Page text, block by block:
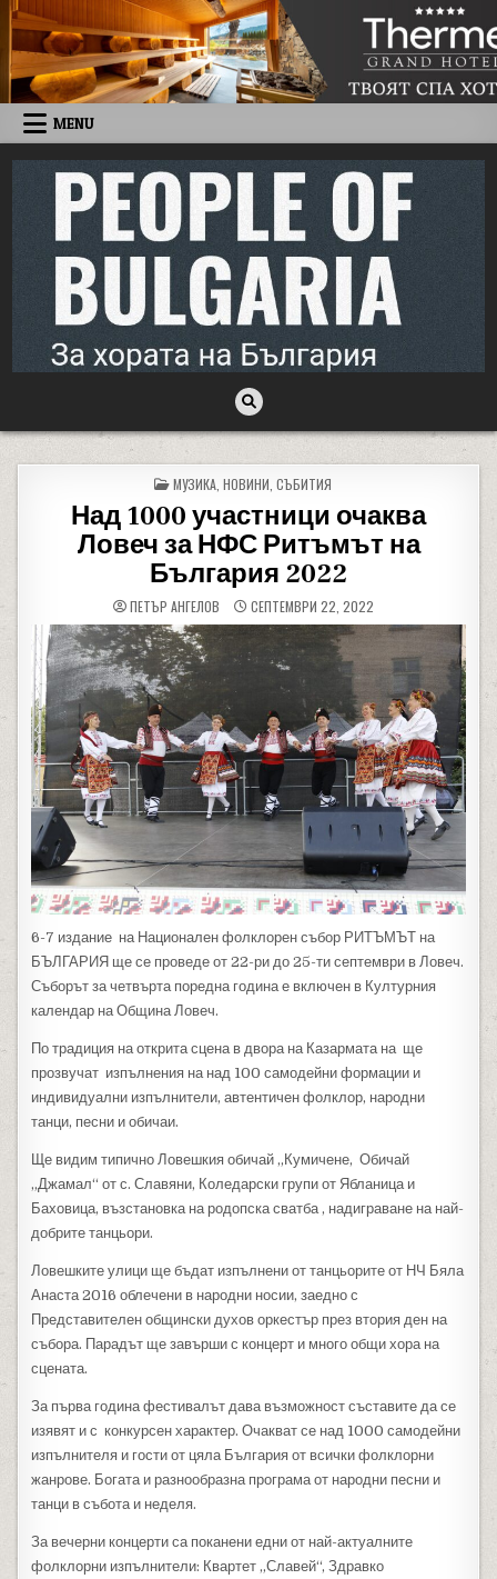
Skip to content
MENU
POSTED IN
МУЗИКА НОВИНИ СЪБИТИЯ
Над 1000 участници очаква
Ловеч за НФС Ритъмът на
България 2022
ПЕТЪР АНГЕЛОВ СЕПТЕМВРИ 22, 2022
6-7 издание на Национален фолклорен събор РИТЪМЪТ на
БЪЛГАРИЯ ще се проведе от 22-ри до 25-ти септември в Ловеч.
Съборът за четвърта поредна година е включен в Културния
календар на Община Ловеч.
По традиция на открита сцена в двора на Казармата на ще
прозвучат изпълнения на над 100 самодейни формации и
индивидуални изпълнители, автентичен фолклор, народни
танци, песни и обичаи.
Ще видим типично Ловешкия обичай „Кумичене, Обичай
„Джамал“ от с. Славяни, Коледарски групи от Ябланица и
Баховица, възстановка на родопска сватба , надиграване на най-
добрите танцьори.
Ловешките улици ще бъдат изпълнени от танцьорите от НЧ Бяла
Анаста 2016 облечени в народни носии, заедно с
Представителен общински духов оркестър през втория ден на
събора. Парадът ще завърши с концерт и много общи хора на
сцената.
За първа година фестивалът дава възможност съставите да се
изявят и с конкурсен характер. Очакват се над 1000 самодейни
изпълнителя и гости от цяла България от всички фолклорни
жанрове. Богата и разнообразна програма от народни песни и
танци в събота и неделя.
За вечерни концерти са поканени едни от най-актуалните
фолклорни изпълнители: Квартет „Славей“, Здравко